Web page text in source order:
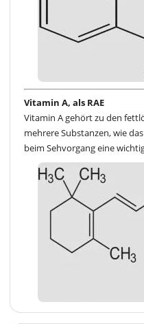
Vitamin A, als RAE
Vitamin A gehört zu den
mehrere Substanzen, wie
beim Sehvorgang eine